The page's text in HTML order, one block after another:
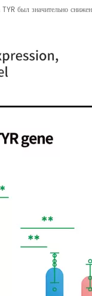
был значительно